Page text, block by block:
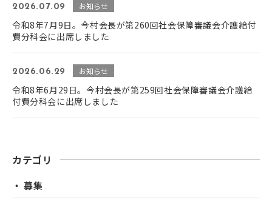
2026.07.09 お知らせ
令和8年7月9日。今村会長が第260回社会保障審議会介護給付
費分科会に出席しました
2026.06.29 お知らせ
令和8年6月29日。今村会長が第259回社会保障審議会介護給
付費分科会に出席しました
カテゴリ
・ 募集